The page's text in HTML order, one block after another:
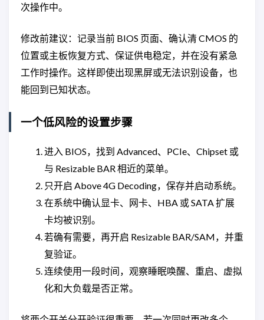
次操作中。
修改前建议：记录当前 BIOS 页面、确认清 CMOS 的
位置或主板恢复方式、保证供电稳定，并在没有紧急
工作时操作。这样即使出现黑屏或无法识别设备，也
能回到已知状态。
一个低风险的设置步骤
进入 BIOS，找到 Advanced、PCIe、Chipset 或
与 Resizable BAR 相近的菜单。
只开启 Above 4G Decoding，保存并启动系统。
在系统中确认显卡、网卡、HBA 或 SATA 扩展
卡均被识别。
若确有需要，再开启 Resizable BAR/SAM，并重
复验证。
连续使用一段时间，观察睡眠唤醒、重启、虚拟
化和大负载是否正常。